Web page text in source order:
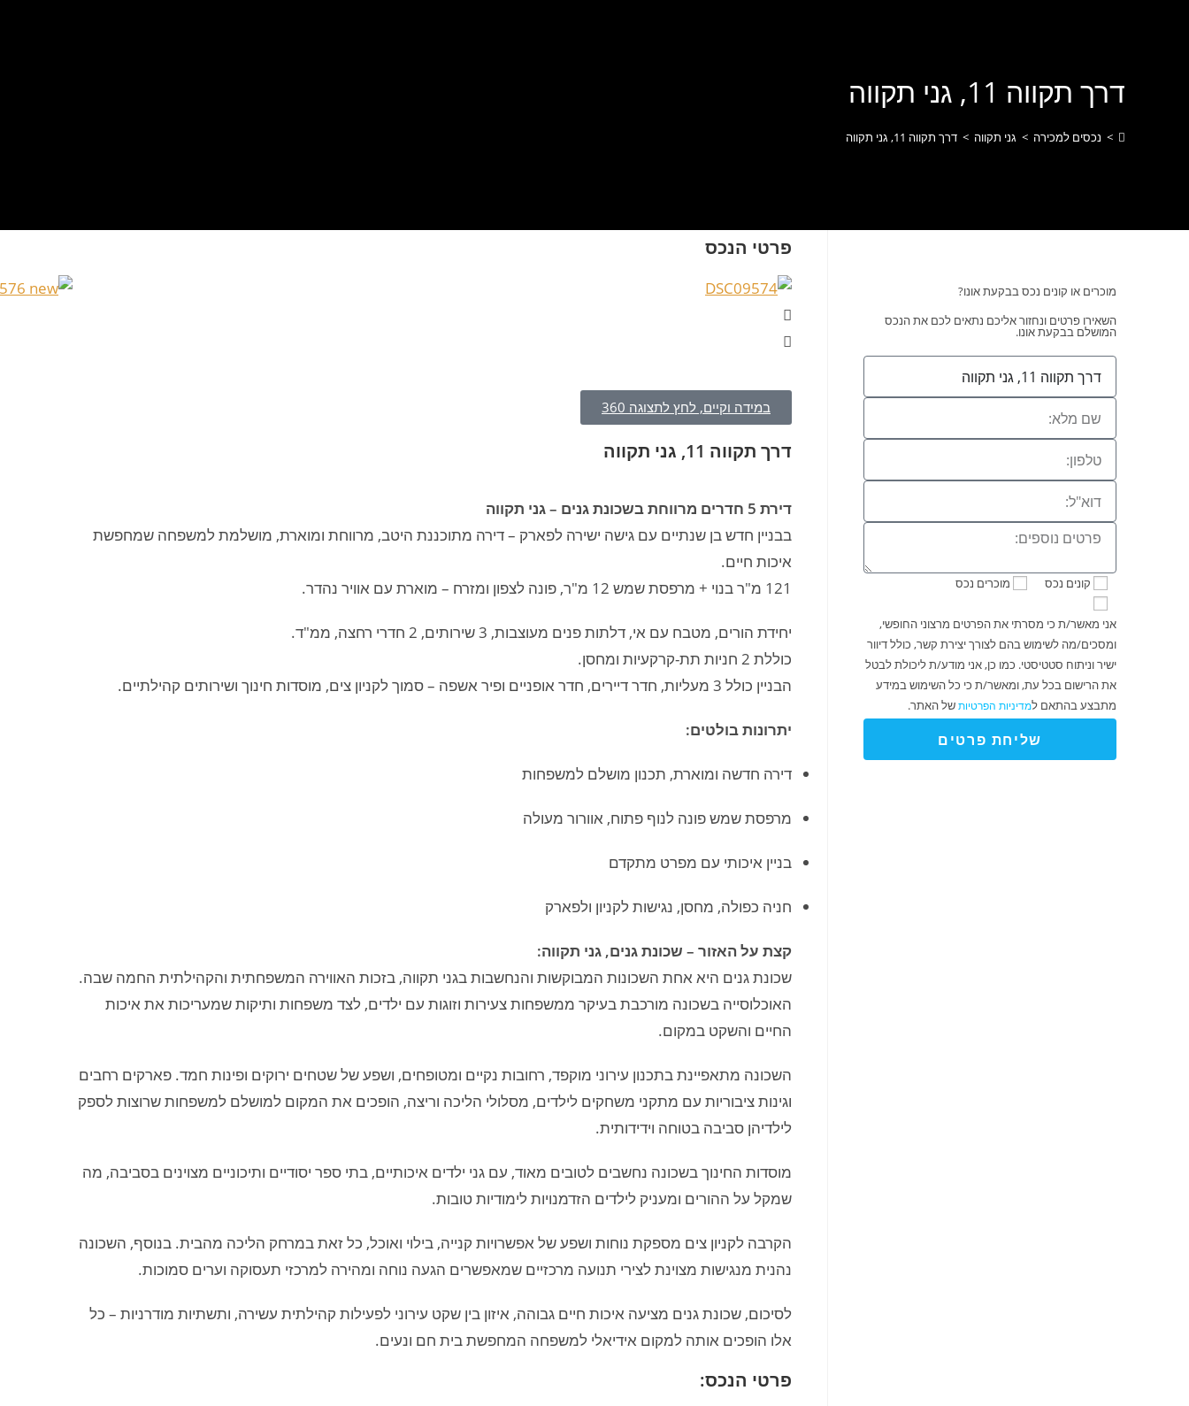
דרך תקווה 11, גני תקווה
> נכסים למכירה > גני תקווה > דרך תקווה 11, גני תקווה
פרטי הנכס
במידה וקיים, לחץ לתצוגה 360
דרך תקווה 11, גני תקווה
דירת 5 חדרים מרווחת בשכונת גנים – גני תקווה
בבניין חדש בן שנתיים עם גישה ישירה לפארק – דירה מתוכננת היטב, מרווחת ומוארת, מושלמת למשפחה שמחפשת
איכות חיים.
121 מ"ר בנוי + מרפסת שמש 12 מ"ר, פונה לצפון ומזרח – מוארת עם אוויר נהדר.
יחידת הורים, מטבח עם אי, דלתות פנים מעוצבות, 3 שירותים, 2 חדרי רחצה, ממ"ד.
כוללת 2 חניות תת-קרקעיות ומחסן.
הבניין כולל 3 מעליות, חדר דיירים, חדר אופניים ופיר אשפה – סמוך לקניון צים, מוסדות חינוך ושירותים קהילתיים.
יתרונות בולטים:
דירה חדשה ומוארת, תכנון מושלם למשפחות
מרפסת שמש פונה לנוף פתוח, אוורור מעולה
בניין איכותי עם מפרט מתקדם
חניה כפולה, מחסן, נגישות לקניון ולפארק
קצת על האזור – שכונת גנים, גני תקווה:
שכונת גנים היא אחת השכונות המבוקשות והנחשבות בגני תקווה, בזכות האווירה המשפחתית והקהילתית החמה שבה.
האוכלוסייה בשכונה מורכבת בעיקר ממשפחות צעירות וזוגות עם ילדים, לצד משפחות ותיקות שמעריכות את איכות
החיים והשקט במקום.
השכונה מתאפיינת בתכנון עירוני מוקפד, רחובות נקיים ומטופחים, ושפע של שטחים ירוקים ופינות חמד. פארקים רחבים
וגינות ציבוריות עם מתקני משחקים לילדים, מסלולי הליכה וריצה, הופכים את המקום למושלם למשפחות שרוצות לספק
לילדיהן סביבה בטוחה וידידותית.
מוסדות החינוך בשכונה נחשבים לטובים מאוד, עם גני ילדים איכותיים, בתי ספר יסודיים ותיכוניים מצוינים בסביבה, מה
שמקל על ההורים ומעניק לילדים הזדמנויות לימודיות טובות.
הקרבה לקניון צים מספקת נוחות ושפע של אפשרויות קנייה, בילוי ואוכל, כל זאת במרחק הליכה מהבית. בנוסף, השכונה
נהנית מנגישות מצוינת לצירי תנועה מרכזיים שמאפשרים הגעה נוחה ומהירה למרכזי תעסוקה וערים סמוכות.
לסיכום, שכונת גנים מציעה איכות חיים גבוהה, איזון בין שקט עירוני לפעילות קהילתית עשירה, ותשתיות מודרניות – כל
אלו הופכים אותה למקום אידיאלי למשפחה המחפשת בית חם ונעים.
פרטי הנכס:
מוכרים או קונים נכס בבקעת אונו?
השאירו פרטים ונחזור אליכם נתאים לכם את הנכס
המושלם בבקעת אונו.
קונים נכס מוכרים נכס
אני מאשר/ת כי מסרתי את הפרטים מרצוני החופשי,
ומסכים/מה לשימוש בהם לצורך יצירת קשר, כולל דיוור
ישיר וניתוח סטטיסטי. כמו כן, אני מודע/ת ליכולת לבטל
את הרישום בכל עת, ומאשר/ת כי כל השימוש במידע
מתבצע בהתאם למדיניות הפרטיותשל האתר.
שליחת פרטים